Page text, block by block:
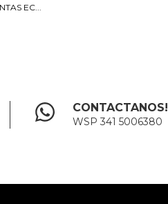
EC...
CONTACTANOS!
WSP 341 5006380